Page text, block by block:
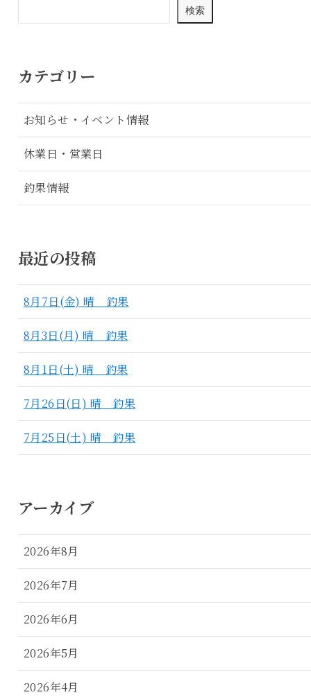
検索
カテゴリー
お知らせ・イベント情報
休業日・営業日
釣果情報
最近の投稿
8月7日(金) 晴 釣果
8月3日(月) 晴 釣果
8月1日(土) 晴 釣果
7月26日(日) 晴 釣果
7月25日(土) 晴 釣果
アーカイブ
2026年8月
2026年7月
2026年6月
2026年5月
2026年4月